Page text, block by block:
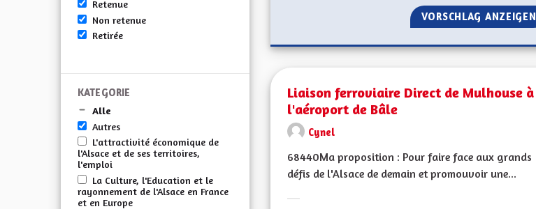
Retenue
Non retenue
Retirée
KATEGORIE
Alle
Autres
L'attractivité économique de
l'Alsace et de ses territoires,
l'emploi
La Culture, l'Education et le
rayonnement de l'Alsace en France
et en Europe
VORSCHLAG ANZEIGEN
Liaison ferroviaire Direct de Mulhouse à
l'aéroport de Bâle
Cynel
68440Ma proposition : Pour faire face aux grands
défis de l'Alsace de demain et promouvoir une...